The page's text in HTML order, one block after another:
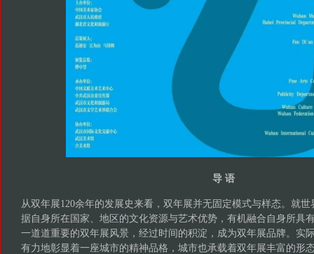
导 语
从双年展120余年的发展史来看，双年展并无固定模式与样态。就
据自身所在国家、地区的文化资源与艺术优势，有机融合自身所具
一道道重要的双年展风景，经过时间的积淀，成为双年展品牌。实
有力地彰显着一座城市的精神品格，城市也承载着双年展丰富的形